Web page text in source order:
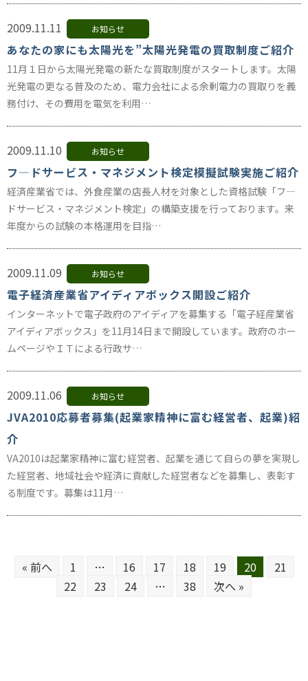
2009.11.11 お知らせ
あなたの家にも太陽光を”太陽光発電の買取制度ご紹介
11月１日から太陽光発電の新たな買取制度がスタートします。太陽
光発電の更なる普及のため、電力会社による余剰電力の買取りを義
務付け、その費用を電気を利用…
2009.11.10 お知らせ
フ―ドサービス・マネジメント検定模擬試験実施ご紹介
経済産業省では、外食産業の店長人材を対象とした資格試験「フ―
ドサービス・マネジメント検定」の構築支援を行っております。来
年度からの試験の本格運用を目指…
2009.11.09 お知らせ
電子経済産業省アイディアボックス開設ご紹介
インターネットで電子政府のアイディアを募集する「電子経産業省
アイディアボックス」を11月14日まで開設しています。政府のホー
ムページやＩＴによる行政サ…
2009.11.06 お知らせ
JVA2010応募者募集(起業家精神に富む経営者、起業)紹
介
VA2010は起業家精神に富む経営者、起業を通じて自らの夢を実現し
た経営者、地域社会や経済に貢献した経営者などを募集し、表彰す
る制度です。募集は11月…
« 前へ 1 … 16 17 18 19 20
21
22
23 24 … 38 次へ »